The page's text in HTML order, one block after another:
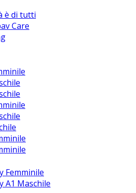
è di tutti
Care
Femminile
A1 Maschile